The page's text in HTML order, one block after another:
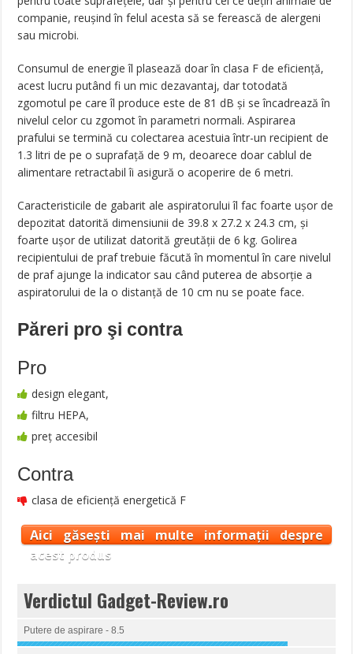
companie, reușind în felul acesta să se ferească de alergeni
sau microbi.
Consumul de energie îl plasează doar în clasa F de eficienţă,
acest lucru putând fi un mic dezavantaj, dar totodată
zgomotul pe care îl produce este de 81 dB şi se încadrează în
nivelul celor cu zgomot în parametri normali. Aspirarea
prafului se termină cu colectarea acestuia într-un recipient de
1.3 litri de pe o suprafaţă de 9 m, deoarece doar cablul de
alimentare retractabil îi asigură o acoperire de 6 metri.
Caracteristicile de gabarit ale aspiratorului îl fac foarte uşor de
depozitat datorită dimensiunii de 39.8 x 27.2 x 24.3 cm, şi
foarte uşor de utilizat datorită greutăţii de 6 kg. Golirea
recipientului de praf trebuie făcută în momentul în care nivelul
de praf ajunge la indicator sau când puterea de absorţie a
aspiratorului de la o distanţă de 10 cm nu se poate face.
Păreri pro şi contra
Pro
design elegant,
filtru HEPA,
preț accesibil
Contra
clasa de eficiență energetică F
Aici găsești mai multe informații despre
acest produs
Verdictul Gadget-Review.ro
Putere de aspirare - 8.5